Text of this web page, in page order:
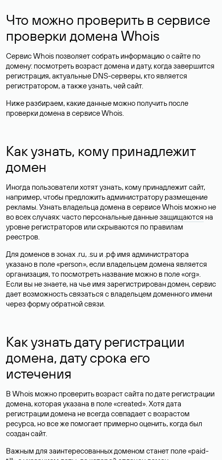
Что можно проверить в сервисе
проверки домена Whois
Сервис Whois позволяет собрать информацию о сайте по
домену: посмотреть возраст домена и дату, когда завершится
регистрация, актуальные DNS-серверы, кто является
регистратором, а также узнать, чей сайт.
Ниже разбираем, какие данные можно получить после
проверки домена в сервисе Whois.
Как узнать, кому принадлежит
домен
Иногда пользователи хотят узнать, кому принадлежит сайт,
например, чтобы предложить администратору размещение
рекламы. Узнать владельца домена в сервисе Whois можно не
во всех случаях: часто персональные данныезащищаются на
уровне регистраторов или скрываются по правилам
реестров.
Для доменов в зонах .ru, .su и .рф имя администратора
указано в поле «person», если владельцем домена является
организация, то посмотреть название можно в поле «org».
Если вы не знаете, на чье имя зарегистрирован домен, сервис
дает возможность связаться с владельцем доменного имени
через форму обратной связи.
Как узнать дату регистрации
домена, дату срока его
истечения
В Whois можно проверить возраст сайта по дате регистрации
домена, которая указана в поле «created». Хотя дата
регистрации домена не всегда совпадает с возрастом
ресурса, но все же помогает примерно оценить, когда был
создан сайт.
Важным для заинтересованных доменом станет поле «paid-